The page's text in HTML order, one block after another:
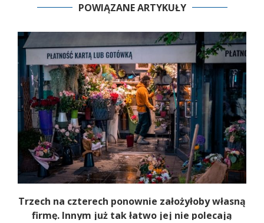
POWIĄZANE ARTYKUŁY
Trzech na czterech ponownie założyłoby własną
firmę. Innym już tak łatwo jej nie polecają